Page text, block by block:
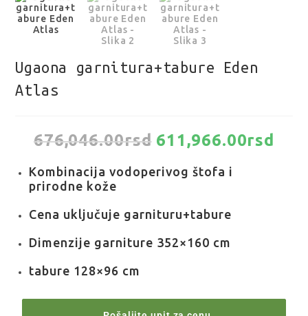
Ugaona garnitura+tabure Eden
Atlas
676,046.00rsd 611,966.00rsd
Kombinacija vodoperivog štofa i
prirodne kože
Cena uključuje garnituru+tabure
Dimenzije garniture 352×160 cm
tabure 128×96 cm